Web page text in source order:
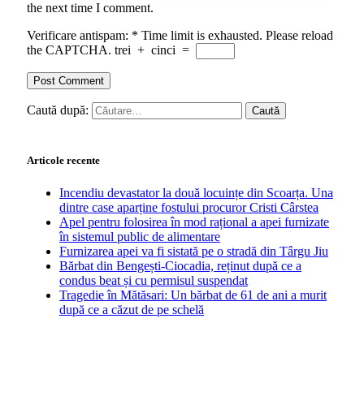
the next time I comment.
Verificare antispam: * Time limit is exhausted. Please reload
the CAPTCHA. trei + cinci =
Caută după:
Articole recente
Incendiu devastator la două locuințe din Scoarța. Una
dintre case aparține fostului procuror Cristi Cârstea
Apel pentru folosirea în mod rațional a apei furnizate
în sistemul public de alimentare
Furnizarea apei va fi sistată pe o stradă din Târgu Jiu
Bărbat din Bengești-Ciocadia, reținut după ce a
condus beat și cu permisul suspendat
Tragedie în Mătăsari: Un bărbat de 61 de ani a murit
după ce a căzut de pe schelă